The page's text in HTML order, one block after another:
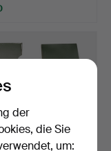
der
die Sie
um: